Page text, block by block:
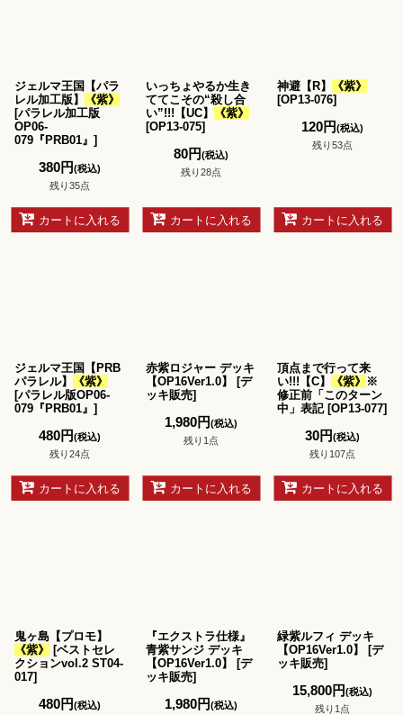
ジェルマ王国【パラ
レル加工版】
《紫》
[パラレル加工版
OP06-
079『PRB01』 ]
380円(税込)
残り35点
カートに入れる
いっちょやるか生き
ててこその“殺し合
い”!!!【UC】
《紫》
[OP13-075]
80円(税込)
残り28点
カートに入れる
神避【R】
《紫》
[OP13-076]
120円(税込)
残り53点
カートに入れる
ジェルマ王国【PRB
パラレル】
《紫》
[パラレル版OP06-
079『PRB01』 ]
480円(税込)
残り24点
カートに入れる
赤紫ロジャー デッキ
【OP16Ver1.0】
[デ
ッキ販売]
1,980円(税込)
残り1点
カートに入れる
頂点まで行って来
い!!!【C】
《紫》 ※
修正前「このターン
中」表記 [OP13-077]
30円(税込)
残り107点
カートに入れる
鬼ヶ島【プロモ】
《紫》
[ベストセレ
クションvol.2 ST04-
017]
480円(税込)
『エクストラ仕様』
青紫サンジ デッキ
【OP16Ver1.0】
[デ
ッキ販売]
1,980円(税込)
緑紫ルフィ デッキ
【OP16Ver1.0】
[デ
ッキ販売]
15,800円(税込)
残り1点